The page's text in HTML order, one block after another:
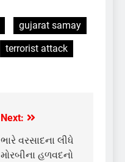
gujarat samay
terrorist attack
Next:
ભારે વરસાદના લીધે
મોરબીના હળવદનો